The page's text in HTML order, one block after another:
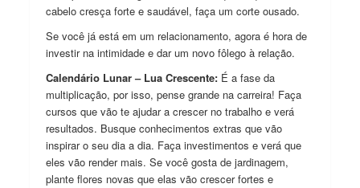
cabelo cresça forte e saudável, faça um corte ousado.
Se você já está em um relacionamento, agora é hora de
investir na intimidade e dar um novo fôlego à relação.
Calendário Lunar – Lua Crescente: É a fase da
multiplicação, por isso, pense grande na carreira! Faça
cursos que vão te ajudar a crescer no trabalho e verá
resultados. Busque conhecimentos extras que vão
inspirar o seu dia a dia. Faça investimentos e verá que
eles vão render mais. Se você gosta de jardinagem,
plante flores novas que elas vão crescer fortes e